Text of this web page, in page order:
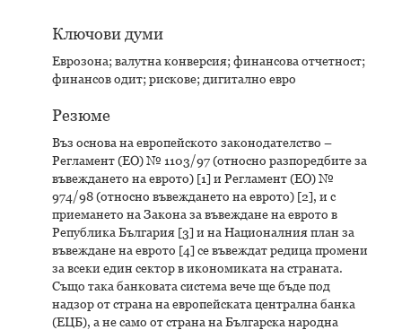
Ключови думи
Еврозона; валутна конверсия; финансова отчетност;
финансов одит; рискове; дигитално евро
Резюме
Въз основа на европейското законодателство –
Регламент (ЕО) № 1103/97 (относно разпоредбите за
въвеждането на еврото) [1] и Регламент (ЕО) №
974/98 (относно въвеждането на еврото) [2], и с
приемането на Закона за въвеждане на еврото в
Република България [3] и на Националния план за
въвеждане на еврото [4] се въвеждат редица промени
за всеки един сектор в икономиката на страната.
Също така банковата система вече ще бъде под
надзор от страна на европейската централна банка
(ЕЦБ), а не само от страна на Българска народна